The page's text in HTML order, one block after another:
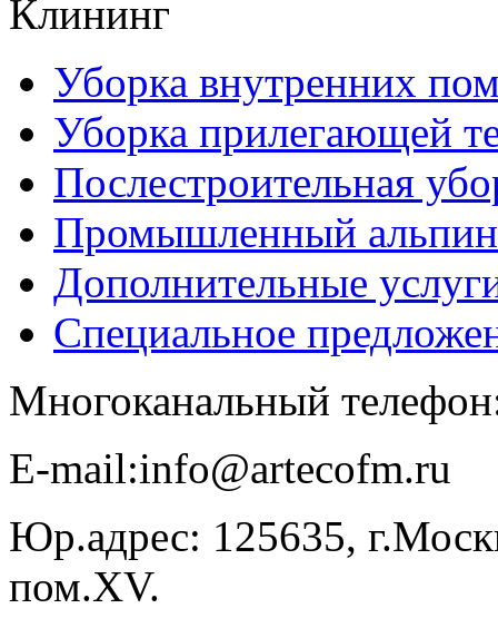
Клининг
Уборка внутренних
Уборка прилегающей
Послестроительная
Промышленный
Дополнительные
Специальное
Многоканальный
E-​mail:info@artecofm.ru
Юр.адрес: 125635,
пом.XV.